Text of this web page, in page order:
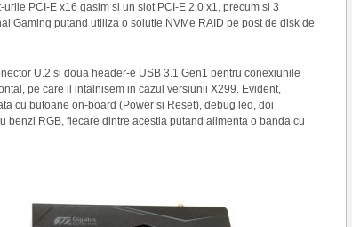
PCI-E x16 gasim si un slot PCI-E 2.0 x1, precum si 3
Gaming putand utiliza o solutie NVMe RAID pe post de disk de
U.2 si doua header-e USB 3.1 Gen1 pentru conexiunile
pe care il intalnisem in cazul versiunii X299. Evident,
cu butoane on-board (Power si Reset), debug led, doi
benzi RGB, fiecare dintre acestia putand alimenta o banda cu